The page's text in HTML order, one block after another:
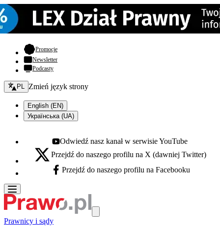
Promocje- otwiera się w nowej karcie
Newsletter
Podcasty
Zmień język - bieżący:
PL Zmień język strony
English (EN)
Українська (UA)
Youtube - otwiera się w nowej karcie
Odwiedź nasz kanał w serwisie YouTube
X - otwiera się w nowej karcie
Przejdź do naszego profilu na X (dawniej Twitter)
Facebook - otwiera się w nowej karcie
Przejdź do naszego profilu na Facebooku
Prawnicy i sądy